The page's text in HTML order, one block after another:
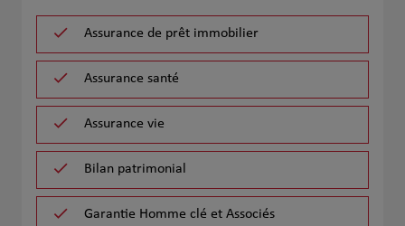
Assurance de prêt immobilier
Assurance santé
Assurance vie
Bilan patrimonial
Garantie Homme clé et Associés